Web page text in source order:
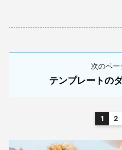
次のペー
テンプレートの
1 2